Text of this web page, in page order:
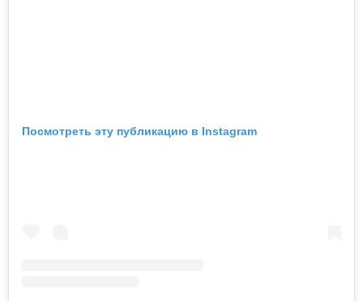
Посмотреть эту публикацию в Instagram